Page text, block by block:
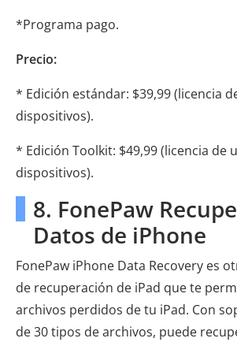
*Programa pago.
Precio:
* Edición estándar: $39,99 (licencia
dispositivos).
* Edición Toolkit: $49,99 (licencia de
dispositivos).
8. FonePaw
Datos de iPhone
FonePaw iPhone Data Recovery es
de recuperación de iPad que te
archivos perdidos de tu iPad. Con
de 30 tipos de archivos, puede